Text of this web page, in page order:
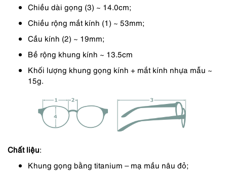
2,032,000 ₫.
Chiều dài gọng (3) ~ 14.0cm;
Chiều rộng mắt kính (1) ~ 53mm;
Cầu kính (2) ~ 19mm;
Bề rộng khung kính ~ 13.5cm
Khối lượng khung gọng kính + mắt kính nhựa mẫu ~
15g.
Chất liệu:
Khung gọng bằng titanium – mạ mầu nâu đỏ;